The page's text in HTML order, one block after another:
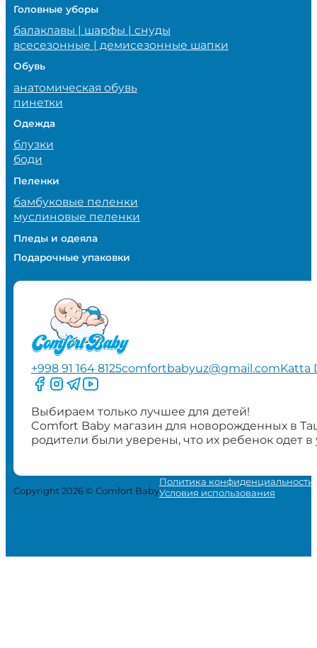
Головные уборы
балаклавы | шарфы | снуды
всесезонные | демисезонные шапки
Обувь
анатомическая обувь
пинетки
Одежда
блузки
боди
Пеленки
бамбуковые пеленки
муслиновые пеленки
Пледы и одеяла
Подарочные упаковки
+998 91 164 8125comfortbabyuz@gmail.comKatta
Следите за нами на Facebook
Следите за нами в Instagram
Следите за нами в Telegram
Следите за нами в YouTube
Выбираем только лучшее для детей!
Comfort Baby магазин для новорожденных в
родители были уверены, что их ребенок одет
Copyright 2026 © Comfort Baby
Политика конфиденциальности
Условия использования